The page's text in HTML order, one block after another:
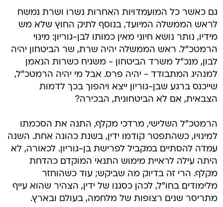
גם כאשר כל המועמדויות האחרות נשרו ושרת נמשח
לראש הממשלה המיועד, בנוסף לתיק החוץ שלא מש
מידיו, נותר נושא חיוני מאין כמותו לבן-גוריון: מינוי
הרמטכ"ל. ראש הממשלה יהיה שרת, שר הביטחון יהיה
לבון, מנכ"ל משרד הביטחון - משגיח כשרות הנאמן
למנהיג המתבודד - יהיה פרס. אבל מי יהיה הרמטכ"ל,
שייכנס ברגע שבן-גוריון ייצא ויהפוך בכך לדמות
הצבאית, אם לא הביטחונית, הבכירה?
הרמטכ"ל השלישי, מרדכי מקלף, התנה את הסכמתו
למינויו, כשהתפטר קודמו ידין, בשנת כהונה אחת. השנה
עמדה להסתיים במקביל לפרישת בן-גוריון. לכאורה, לא
היתה עילה לראיית מימוש התנאי המוקדם כהדחת
מקלף. הרי זה בדיוק מה שביקש; עוד כשהוחזר
מלימודים בחו"ל, לכהן כסגנו של ידין, הצהיר שהוא עייף
מתריסר שנים רצופות של מלחמה, בעולם ובארץ.